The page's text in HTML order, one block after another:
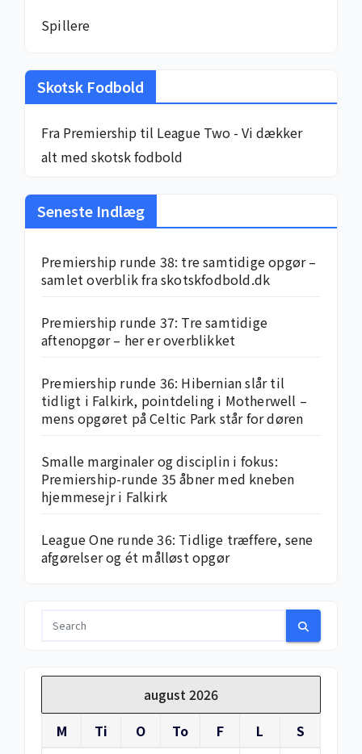
Spillere
Skotsk Fodbold
Fra Premiership til League Two - Vi dækker
alt med skotsk fodbold
Seneste Indlæg
Premiership runde 38: tre samtidige opgør –
samlet overblik fra skotskfodbold.dk
Premiership runde 37: Tre samtidige
aftenopgør – her er overblikket
Premiership runde 36: Hibernian slår til
tidligt i Falkirk, pointdeling i Motherwell –
mens opgøret på Celtic Park står for døren
Smalle marginaler og disciplin i fokus:
Premiership-runde 35 åbner med kneben
hjemme­sejr i Falkirk
League One runde 36: Tidlige træffere, sene
afgørelser og ét målløst opgør
august 2026
M
Ti O To F L
S